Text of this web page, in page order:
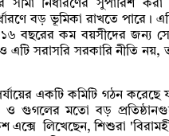
সীমা নির্ধারণের সুপারিশ
বড় ভূমিকা রাখতে পারে।
বছরের কম বয়সীদের জন্য
এটি সরাসরি সরকারি নীতি নয়,
একটি কমিটি গঠন করেছে
ও গুগলের মতো বড়
এক্সে লিখেছেন, শিশুরা